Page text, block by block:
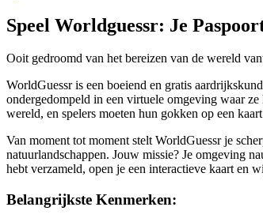
Speel Worldguessr: Je
Ooit gedroomd van het bereizen van de wereld
WorldGuessr is een boeiend en gratis
ondergedompeld in een virtuele omgeving waar
wereld, en spelers moeten hun gokken op een
Van moment tot moment stelt WorldGuessr je
natuurlandschappen. Jouw missie? Je omgeving
hebt verzameld, open je een interactieve kaart en
Belangrijkste Kenmerken: